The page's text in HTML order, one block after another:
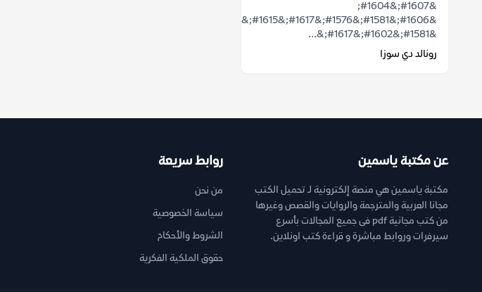
&#1607;&#1604;
&#1581;&#1602;&#1617;&...
رونالد دي سوزا
عن مكتبة ياسمين
مكتبة ياسمين هي منصة إلكترونية لـ تحميل الكتب
مجانا العربية والمترجمة والروايات والقصص وغيرها
من كتب مجانية pdf فى جميع المجالات بأسرع
سيرفرات وروابط مباشرة و قراءة كتب اونلاين.
روابط سريعة
من نحن
سياسة الخصوصية
الشروط والأحكام
حقوق الملكية الفكرية